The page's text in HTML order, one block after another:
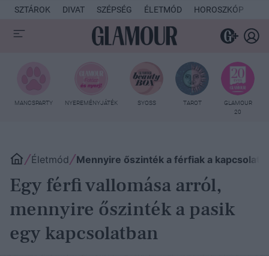
SZTÁROK DIVAT SZÉPSÉG ÉLETMÓD HOROSZKÓP
MANCSPARTY NYEREMÉNYJÁTÉK SYOSS TAROT
GLAMOUR
20
Életmód Mennyire őszinték a férfiak a
Egy férfi vallomása arról,
mennyire őszinték a pasik
egy kapcsolatban